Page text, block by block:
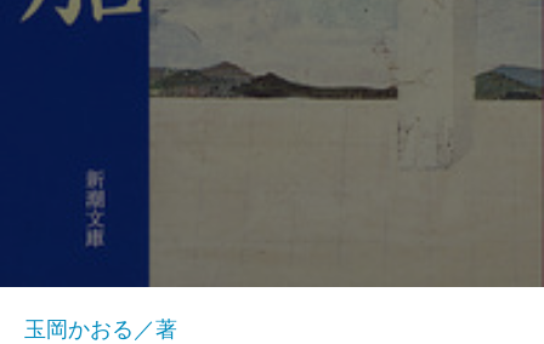
玉岡かおる／著